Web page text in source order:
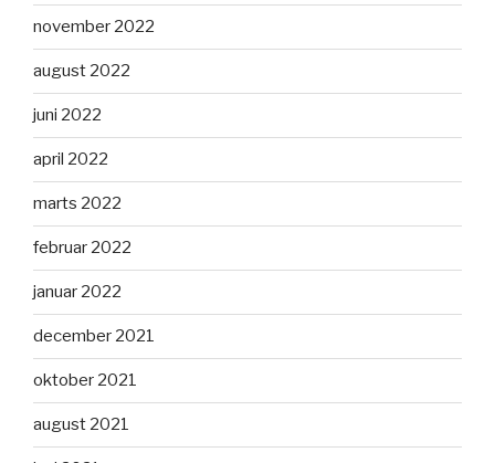
november 2022
august 2022
juni 2022
april 2022
marts 2022
februar 2022
januar 2022
december 2021
oktober 2021
august 2021